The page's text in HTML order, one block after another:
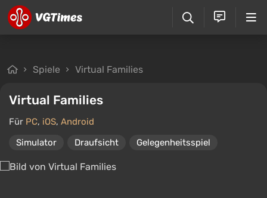
Spiele Virtual Families
Virtual Families
Für PC, iOS, Android
Simulator
Draufsicht Gelegenheitsspiel